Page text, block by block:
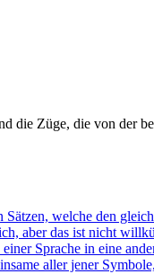
die Züge, die von der
Sätzen, welche den
aber das ist nicht
Sprache in eine
aller jener